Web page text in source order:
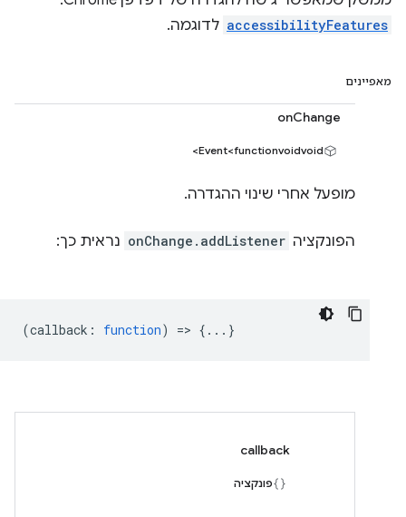
accessibilityFeatures לדוגמה.
מאפיינים
onChange
Event<functionvoidvoid>
מופעל אחרי שינוי ההגדרה.
הפונקציה onChange.addListener נראית כך:
(callback : function) => {...}
callback
פונקציה